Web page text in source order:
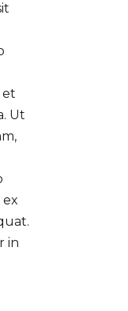
et
Ut
ex
in